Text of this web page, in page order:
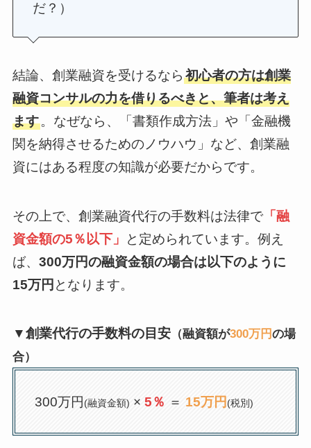
だ？）
結論、創業融資を受けるなら 初心者の方は創業
融資コンサルの力を借りるべきと、筆者は考え
ます。なぜなら、「書類作成方法」や「金融機
関を納得させるためのノウハウ」など、創業融
資にはある程度の知識が必要だからです。
その上で、創業融資代行の手数料は法律で「融
資金額の5％以下」
と定められています。例え
ば、 300万円の融資金額の場合は以下のように
15万円 となります。
▼創業代行の手数料の目安（融資額が300万円の場
合）
300万円(融資金額) ×5％ ＝ 15万円 (税別)